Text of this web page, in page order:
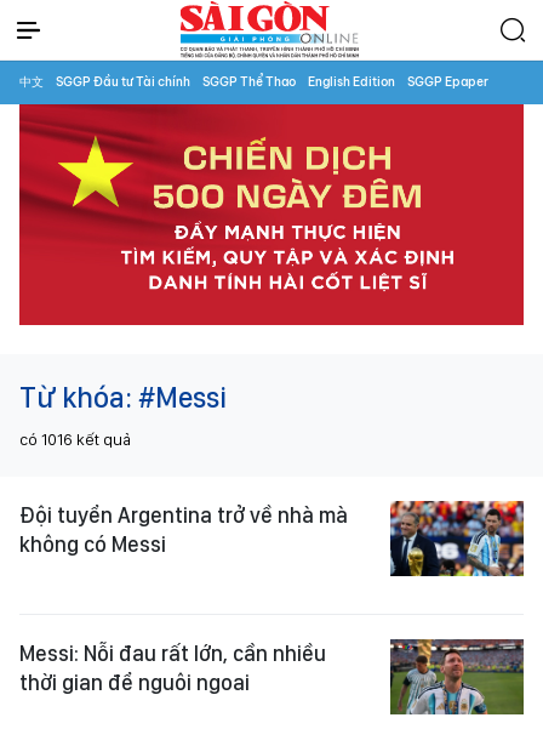
中文 SGGP Đầu tư Tài chính SGGP Thể Thao English Edition SGGP Epaper
Từ khóa: #Messi
có 1016 kết quả
Đội tuyển Argentina trở về nhà mà
không có Messi
Messi: Nỗi đau rất lớn, cần nhiều
thời gian để nguôi ngoai